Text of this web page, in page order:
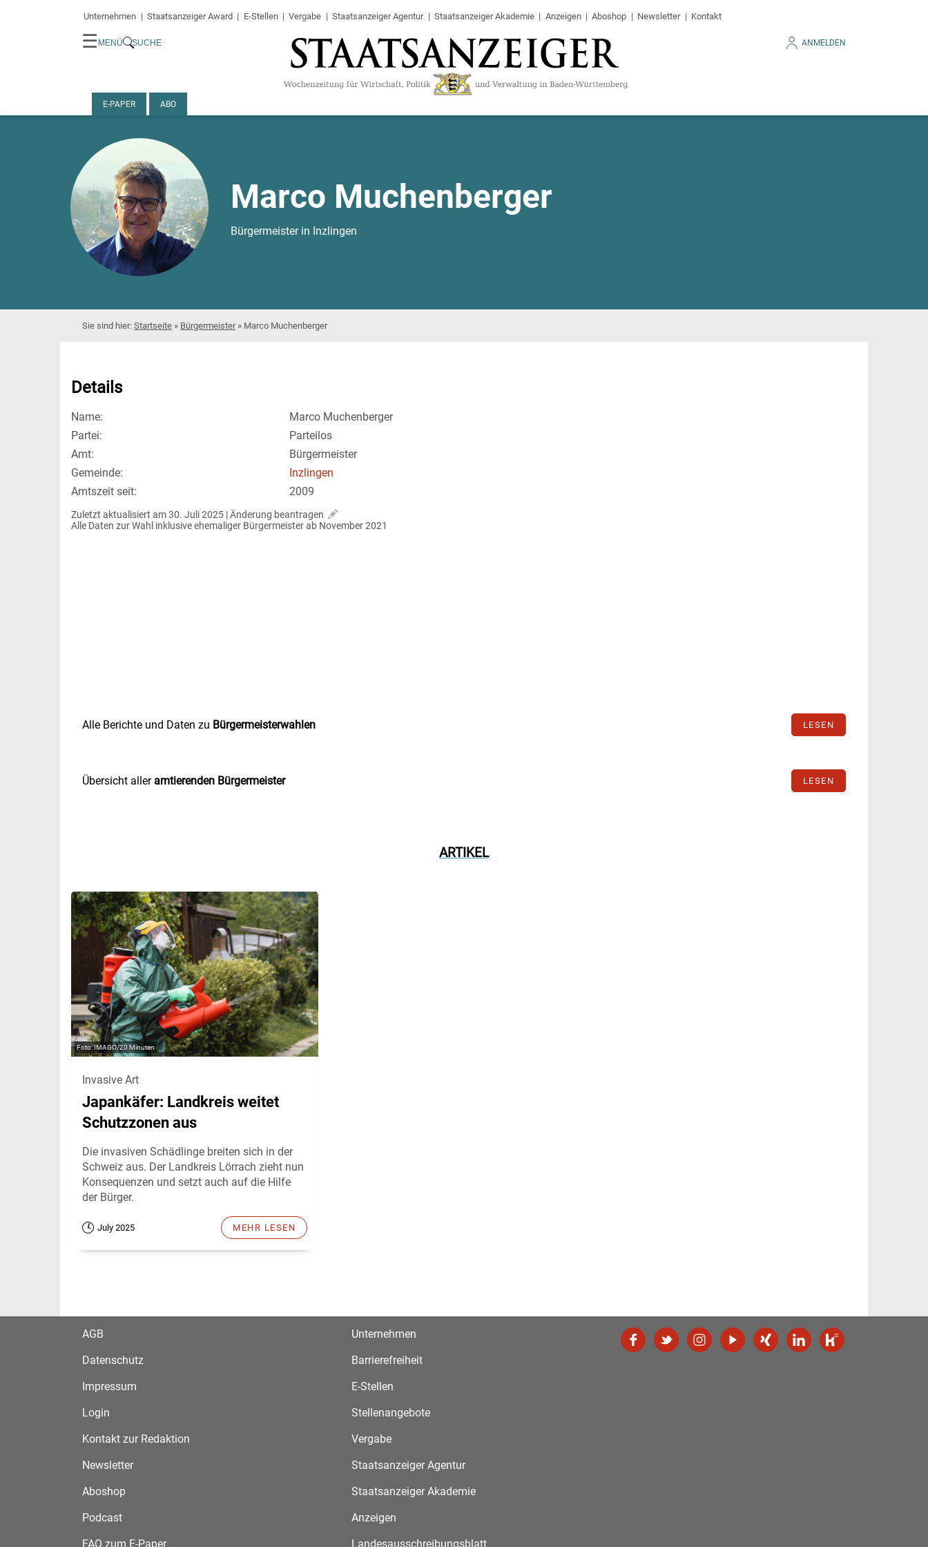
Unternehmen Staatsanzeiger Award E-Stellen Vergabe Staatsanzeiger Agentur Staatsanzeiger Akademie Anzeigen Aboshop Newsletter Kontakt
☰ MENÜ SUCHE ANMELDEN
E-PAPER ABO
Marco Muchenberger
Bürgermeister in Inzlingen
Startseite » Bürgermeister» Marco Muchenberger
Details
Name:
Marco Muchenberger
Partei:
Parteilos
Amt:
Bürgermeister
Gemeinde:
Inzlingen
Amtszeit seit:
2009
Zuletzt aktualisiert am 30. Juli 2025 | Änderung beantragen
Alle Daten zur Wahl inklusive ehemaliger Bürgermeister ab November 2021
Alle Berichte und Daten zu Bürgermeisterwahlen LESEN
Übersicht aller amtierenden Bürgermeister LESEN
ARTIKEL
IMAGO/20 Minuten
Invasive Art
Japankäfer: Landkreis weitet
Schutzzonen aus
Die invasiven Schädlinge breiten sich in der
Schweiz aus. Der Landkreis Lörrach zieht nun
Konsequenzen und setzt auch auf die Hilfe
der Bürger.
July 2025 MEHR LESEN
AGB
Datenschutz
Impressum
Login
Kontakt zur Redaktion
Newsletter
Aboshop
Podcast
FAQ zum E-Paper
Unternehmen
Barrierefreiheit
E-Stellen
Stellenangebote
Vergabe
Staatsanzeiger Agentur
Staatsanzeiger Akademie
Anzeigen
Landesausschreibungsblatt